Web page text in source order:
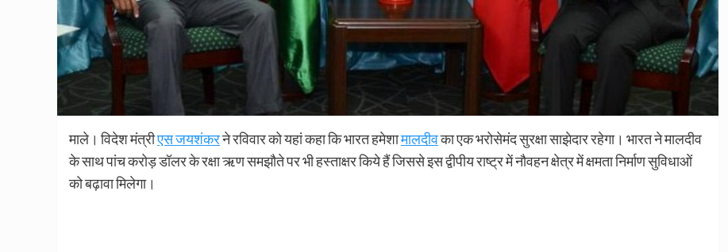
माले। विदेश मंत्रीएस जयशंकरने रविवार को यहां कहा कि भारत हमेशामालदीवका एक भरोसेमंद सुरक्षा साझेदार रहेगा। भारत ने मालदीव
के साथ पांच करोड़ डॉलर के रक्षा ऋण समझौते पर भी हस्ताक्षर किये हैं जिससे इस द्वीपीय राष्ट्र में नौवहन क्षेत्र में क्षमता निर्माण सुविधाओं
को बढ़ावा मिलेगा।